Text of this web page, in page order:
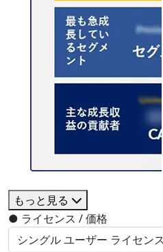
もっと見る
● ライセンス / 価格